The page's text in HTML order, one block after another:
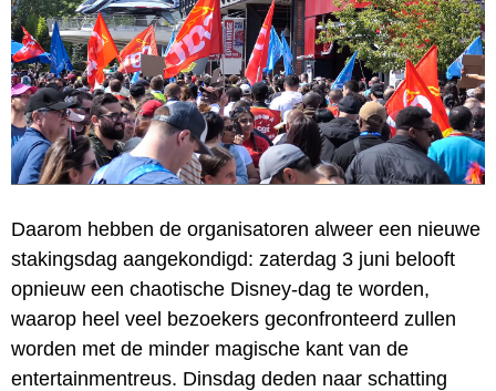
Daarom hebben de organisatoren alweer een nieuwe
stakingsdag aangekondigd: zaterdag 3 juni belooft
opnieuw een chaotische Disney-dag te worden,
waarop heel veel bezoekers geconfronteerd zullen
worden met de minder magische kant van de
entertainmentreus. Dinsdag deden naar schatting